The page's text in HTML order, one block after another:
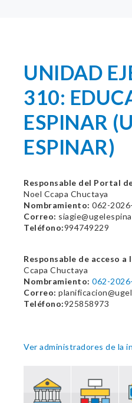
UNIDAD
310:
ESPINAR
ESPINAR)
Responsable del Portal
Noel Ccapa Chuctaya
Nombramiento: 062-
Correo:
Teléfono:994749229
Responsable de acceso
Ccapa Chuctaya
Nombramiento: 062-
Correo:
Teléfono:925858973
Ver administradores de la